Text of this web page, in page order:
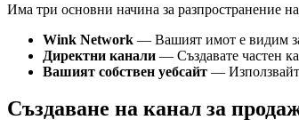
Има три основни начина за разпространение
Wink Network — Вашият имот е видим
Директни канали — Създавате частен
Вашият собствен уебсайт —
Създаване на канал за